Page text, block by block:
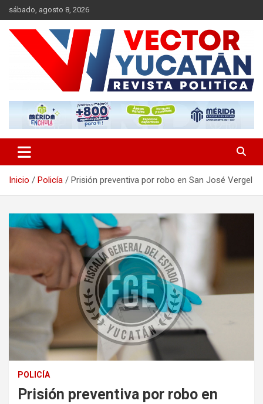
Saltar
al
contenido
sábado, agosto 8, 2026
Vector Yucatán
Inicio Policía Prisión preventiva por robo en San José Vergel
POLICÍA
Prisión preventiva por robo en